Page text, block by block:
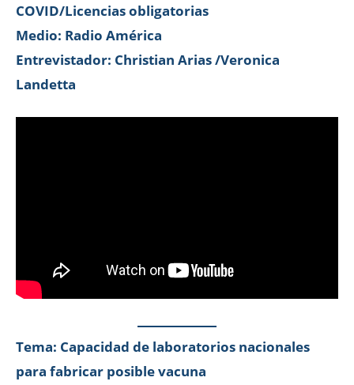
COVID/Licencias obligatorias
Medio: Radio América
Entrevistador: Christian Arias /Veronica
Landetta
Tema: Capacidad de laboratorios nacionales
para fabricar posible vacuna